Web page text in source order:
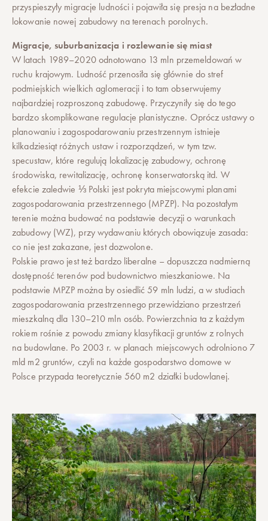
przyspieszyły migracje ludności i pojawiła się presja na bezładne
lokowanie nowej zabudowy na terenach porolnych.
Migracje, suburbanizacja i rozlewanie się miast
W latach 1989–2020 odnotowano 13 mln przemeldowań w
ruchu krajowym. Ludność przenosiła się głównie do stref
podmiejskich wielkich aglomeracji i to tam obserwujemy
najbardziej rozproszoną zabudowę. Przyczyniły się do tego
bardzo skomplikowane regulacje planistyczne. Oprócz ustawy o
planowaniu i zagospodarowaniu przestrzennym istnieje
kilkadziesiąt różnych ustaw i rozporządzeń, w tym tzw.
specustaw, które regulują lokalizację zabudowy, ochronę
środowiska, rewitalizację, ochronę konserwatorską itd. W
efekcie zaledwie ⅓ Polski jest pokryta miejscowymi planami
zagospodarowania przestrzennego (MPZP). Na pozostałym
terenie można budować na podstawie decyzji o warunkach
zabudowy (WZ), przy wydawaniu których obowiązuje zasada:
co nie jest zakazane, jest dozwolone.
Polskie prawo jest też bardzo liberalne – dopuszcza nadmierną
dostępność terenów pod budownictwo mieszkaniowe. Na
podstawie MPZP można by osiedlić 59 mln ludzi, a w studiach
zagospodarowania przestrzennego przewidziano przestrzeń
mieszkalną dla 130–210 mln osób. Powierzchnia ta z każdym
rokiem rośnie z powodu zmiany klasyfikacji gruntów z rolnych
na budowlane. Po 2003 r. w planach miejscowych odrolniono 7
mld m2 gruntów, czyli na każde gospodarstwo domowe w
Polsce przypada teoretycznie 560 m2 działki budowlanej.